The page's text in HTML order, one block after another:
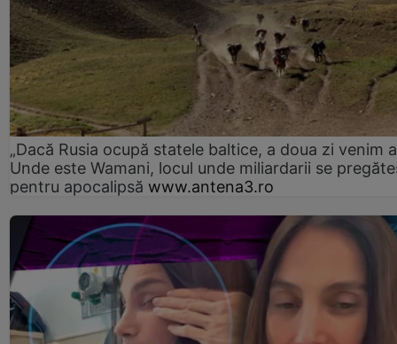
„Dacă Rusia ocupă statele baltice, a doua zi venim
Unde este Wamani, locul unde miliardarii se
pentru apocalipsă www.antena3.ro